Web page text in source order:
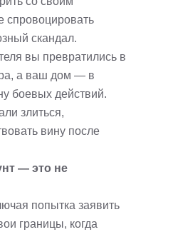
спровоцировать
скандал.
вы превратились в
а ваш дом — в
боевых действий.
злиться,
вину после
— это не
попытка заявить
границы, когда